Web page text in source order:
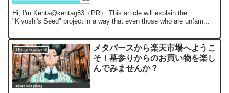
Hi, I'm Kenta@kentag83（PR） This article will explain the
"Kiyoshi's Seed" project in a way that even those who are unfam...
Uncategorized
メタバースから楽天市場へようこ
そ！墓参りからのお買い物を楽し
んでみませんか？